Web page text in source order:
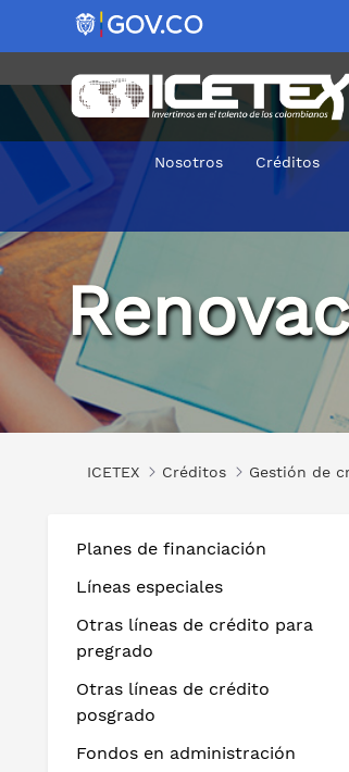
Nosotros Créditos
Renovar
ICETEX Créditos Gestión de
Planes de financiación
Líneas especiales
Otras líneas de crédito para
pregrado
Otras líneas de crédito
posgrado
Fondos en administración